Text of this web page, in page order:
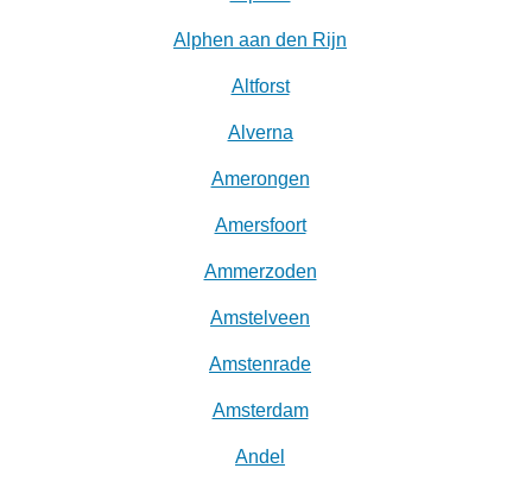
Alphen aan den Rijn
Altforst
Alverna
Amerongen
Amersfoort
Ammerzoden
Amstelveen
Amstenrade
Amsterdam
Andel